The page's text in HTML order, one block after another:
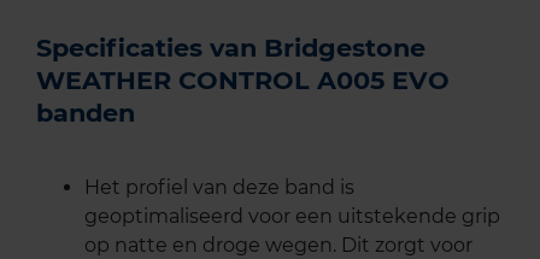
Specificaties van Bridgestone
WEATHER CONTROL A005 EVO
banden
Het profiel van deze band is
geoptimaliseerd voor een uitstekende grip
op natte en droge wegen. Dit zorgt voor